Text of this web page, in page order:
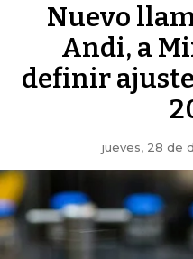
Nuevo
Andi, a
definir ajuste
jueves, 28 de